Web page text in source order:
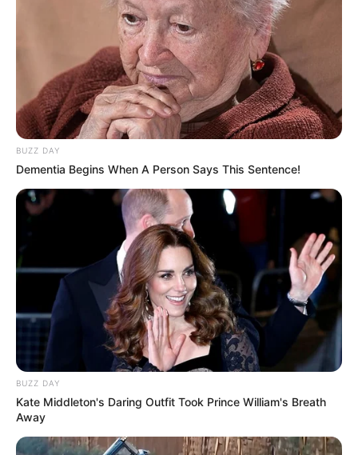
PRONOSTIC QUINTÉ de la meilleure presse
PMU
Retrouvez tous les jours lespronostics de la presse sur
cette page
Vincennes les courses du PMU d’antan
BUZZ DAY
Dementia Begins When A Person Says This Sentence!
BUZZ DAY
Kate Middleton's Daring Outfit Took Prince William's Breath
Away